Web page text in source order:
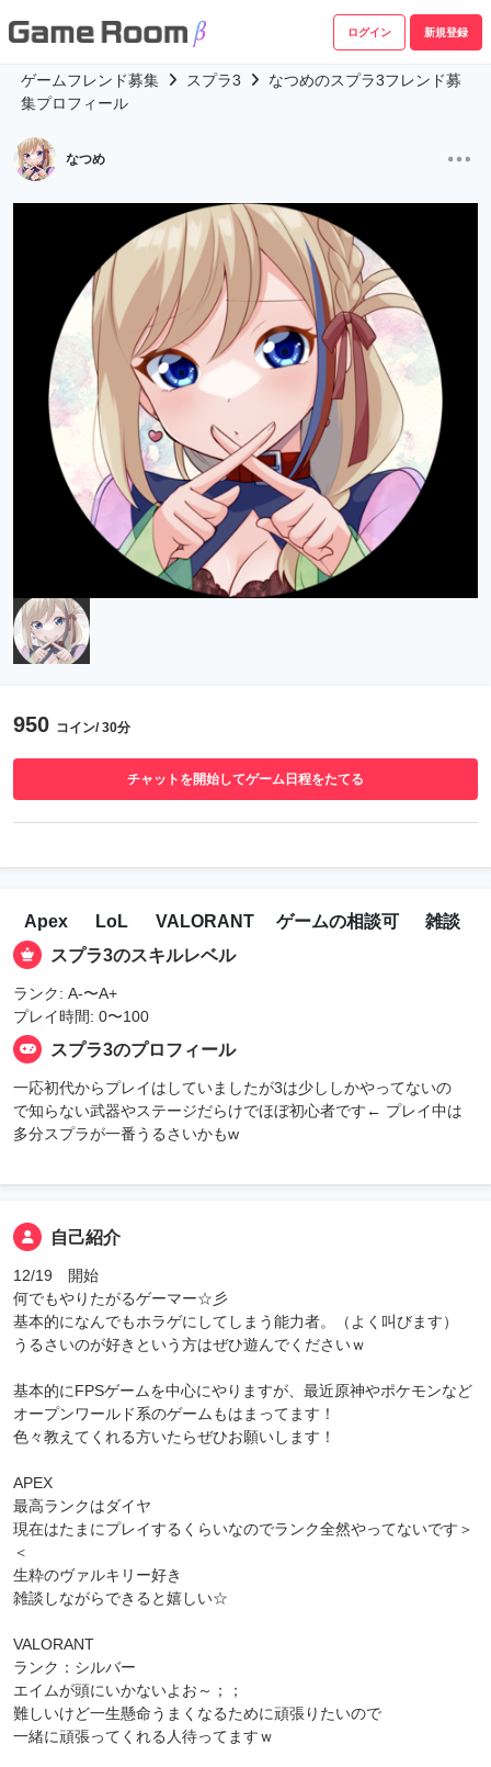
ログイン 新規登録
ゲームフレンド募集 スプラ3
なつめのスプラ3フレンド募
集プロフィール
なつめ
950 コイン/ 30分
チャットを開始してゲーム日程をたてる
Apex LoL VALORANT ゲームの相談可
雑談
スプラ3のスキルレベル
ランク: A-〜A+
プレイ時間: 0〜100
スプラ3のプロフィール
一応初代からプレイはしていましたが3は少ししかやってないの
で知らない武器やステージだらけでほぼ初心者です← プレイ中は
多分スプラが一番うるさいかもw
自己紹介
12/19 開始
何でもやりたがるゲーマー☆彡
基本的になんでもホラゲにしてしまう能力者。（よく叫びます）
うるさいのが好きという方はぜひ遊んでくださいｗ
基本的にFPSゲームを中心にやりますが、最近原神やポケモンなど
オープンワールド系のゲームもはまってます！
色々教えてくれる方いたらぜひお願いします！
APEX
最高ランクはダイヤ
現在はたまにプレイするくらいなのでランク全然やってないです＞
＜
生粋のヴァルキリー好き
雑談しながらできると嬉しい☆
VALORANT
ランク：シルバー
エイムが頭にいかないよお～；；
難しいけど一生懸命うまくなるために頑張りたいので
一緒に頑張ってくれる人待ってますｗ